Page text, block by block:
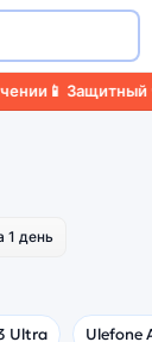
📱 Защитный
1 день
Ultra Ulefone